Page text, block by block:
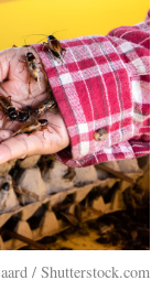
/ Shutterstock.com